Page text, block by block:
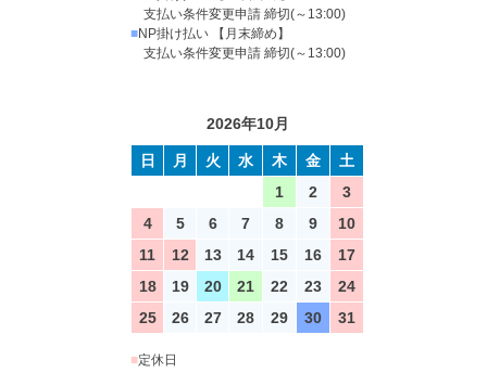
支払い条件変更申請 締切(～13:00)
■NP掛け払い 【月末締め】
支払い条件変更申請 締切(～13:00)
2026年10月
日 月 火 水 木 金
土
1
2
3
4
5 6 7 8 9
10
11
12 13 14 15 16
17
18
19 20 21 22 23
24
25
26 27 28 29 30 31
■定休日